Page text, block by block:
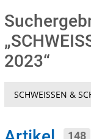
2023“
148